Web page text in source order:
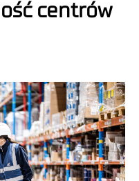
centrów